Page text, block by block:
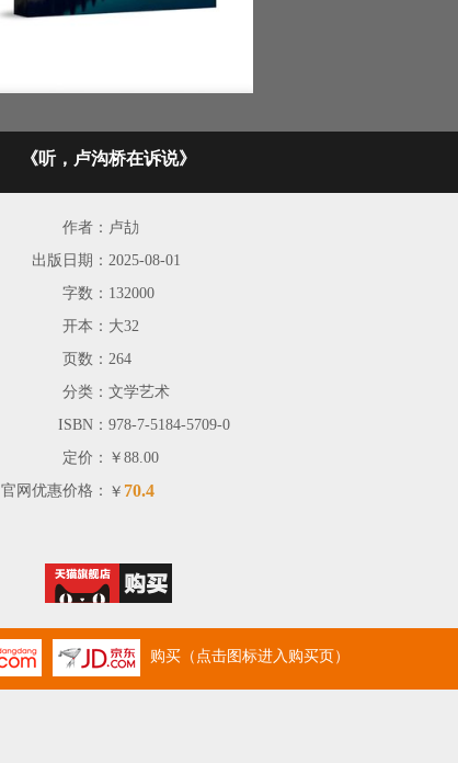
《听，卢沟桥在诉说》
作者： 卢劼
出版日期： 2025-08-01
字数： 132000
开本： 大32
页数： 264
分类： 文学艺术
ISBN： 978-7-5184-5709-0
定价： ￥88.00
官网优惠价格： ￥ 70.4
购买（点击图标进入购买页）